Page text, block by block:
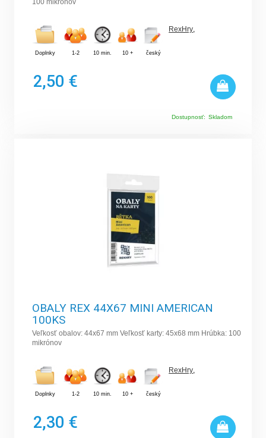
100 mikrónov
Doplnky 1-2 10 min. 10 + český
RexHry,
2,50 €
Dostupnosť: Skladom
OBALY REX 44X67 MINI AMERICAN
100KS
Veľkosť obalov: 44x67 mm Veľkosť karty: 45x68 mm Hrúbka: 100
mikrónov
Doplnky 1-2 10 min. 10 + český
RexHry,
2,30 €